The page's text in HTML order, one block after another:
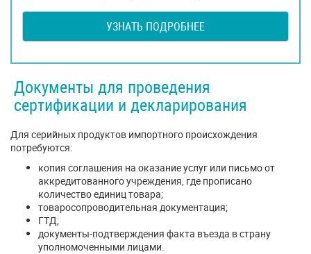
УЗНАТЬ ПОДРОБНЕЕ
Документы для проведения
сертификации и декларирования
Для серийных продуктов импортного происхождения
потребуются:
копия соглашения на оказание услуг или письмо от
аккредитованного учреждения, где прописано
количество единиц товара;
товаросопроводительная документация;
ГТД;
документы-подтверждения факта въезда в страну
уполномоченными лицами.